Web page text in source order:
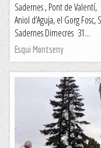
Sadernes , Pont de
Aniol d’Aguja, el Gorg
Sadernes Dimecres 31...
Esqui Montseny